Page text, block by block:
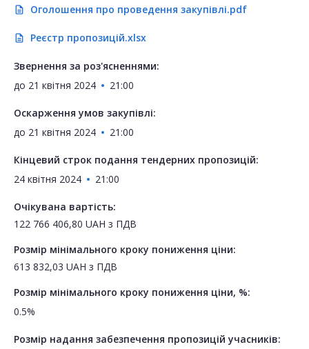
description Оголошення про проведення закупівлі.pdf
description Реєстр пропозицій.xlsx
Звернення за роз'ясненнями:
до 21 квітня 2024 21:00
Оскарження умов закупівлі:
до 21 квітня 2024 21:00
Кінцевий строк подання тендерних пропозицій:
24 квітня 2024
21:00
Очікувана вартість:
122 766 406,80 UAH з ПДВ
Розмір мінімального кроку пониження ціни:
613 832,03 UAH з ПДВ
Розмір мінімального кроку пониження ціни, %:
0.5%
Розмір надання забезпечення пропозицій учасників: